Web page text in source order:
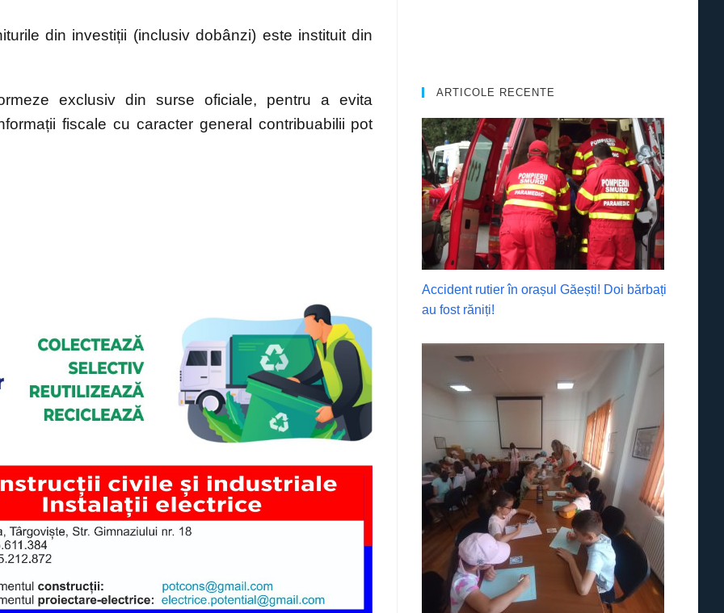
din investiții (inclusiv dobânzi) este instituit din
exclusiv din surse oficiale, pentru a evita
fiscale cu caracter general contribuabilii pot
ARTICOLE RECENTE
Accident rutier în orașul Găești! Doi bărbați
au fost răniți!